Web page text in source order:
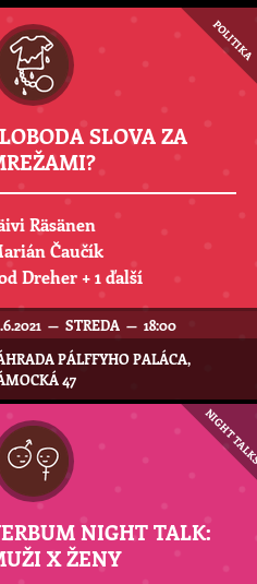
POLITIKA
SLOVA ZA
Räsänen
Čaučík
Dreher + 1 ďalší
— STREDA — 18:00
PÁLFFYHO PALÁCA,
47
NIGHT TALKS
NIGHT TALK:
X ŽENY